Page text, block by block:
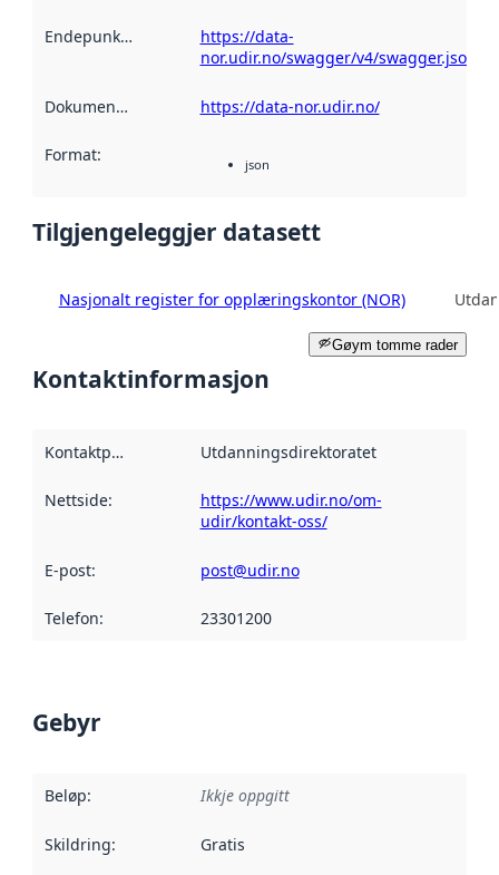
Endepunktskildring
https://data-
nor.udir.no/swagger/v4/swagger.json
Dokumentasjon https://data-nor.udir.no/
Format: json
Tilgjengeleggjer datasett
Nasjonalt register for opplæringskontor (NOR)
Gøym tomme rader
Kontaktinformasjon
Kontaktpunkt Utdanningsdirektoratet
Nettside:
https://www.udir.no/om-
udir/kontakt-oss/
E-post: post@udir.no
Telefon: 23301200
Gebyr
Beløp: Ikkje oppgitt
Skildring: Gratis